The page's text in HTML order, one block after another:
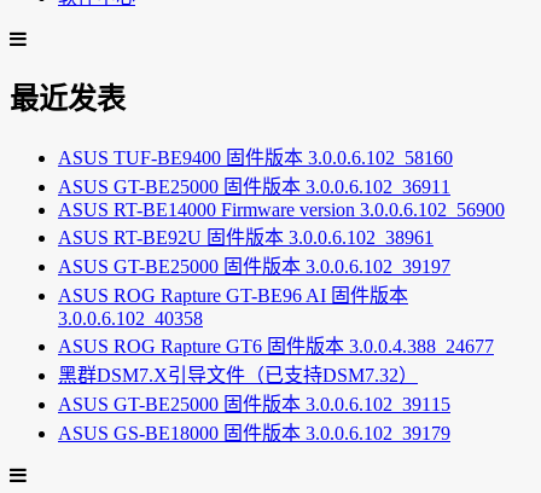
最近发表
ASUS TUF-BE9400 固件版本 3.0.0.6.102_58160
ASUS GT-BE25000 固件版本 3.0.0.6.102_36911
ASUS RT-BE14000 Firmware version 3.0.0.6.102_56900
ASUS RT-BE92U 固件版本 3.0.0.6.102_38961
ASUS GT-BE25000 固件版本 3.0.0.6.102_39197
ASUS ROG Rapture GT-BE96 AI 固件版本
3.0.0.6.102_40358
ASUS ROG Rapture GT6 固件版本 3.0.0.4.388_24677
黑群DSM7.X引导文件（已支持DSM7.32）
ASUS GT-BE25000 固件版本 3.0.0.6.102_39115
ASUS GS-BE18000 固件版本 3.0.0.6.102_39179